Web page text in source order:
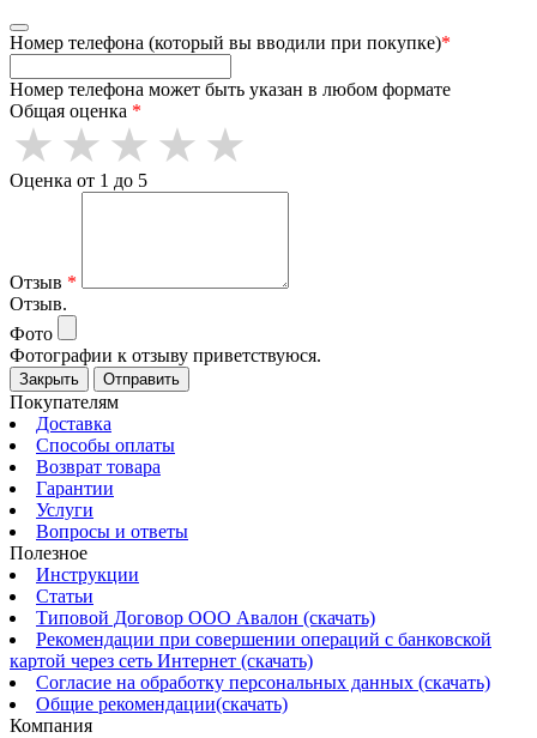
Номер телефона (который вы вводили при покупке)*
Номер телефона может быть указан в любом формате
Общая оценка *
Оценка от 1 до 5
Отзыв *
Отзыв.
Фото
Фотографии к отзыву приветствуюся.
Закрыть Отправить
Покупателям
Доставка
Способы оплаты
Возврат товара
Гарантии
Услуги
Вопросы и ответы
Полезное
Инструкции
Статьи
Типовой Договор ООО Авалон (скачать)
Рекомендации при совершении операций с банковской
картой через сеть Интернет (скачать)
Согласие на обработку персональных данных (скачать)
Общие рекомендации(скачать)
Компания